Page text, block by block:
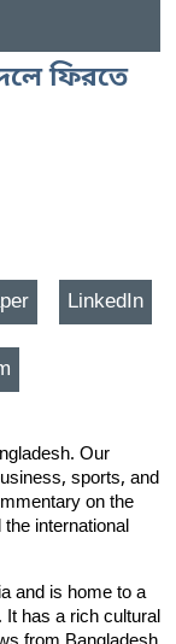
ফিরতে
LinkedIn
Our
sports, and
on the
international
and is home to a
It has a rich cultural